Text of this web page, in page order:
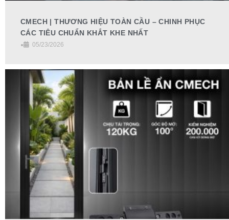
CMECH | THƯƠNG HIỆU TOÀN CẦU – CHINH PHỤC
CÁC TIÊU CHUẨN KHẮT KHE NHẤT
•
05/23/2026